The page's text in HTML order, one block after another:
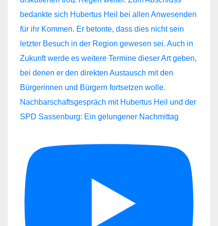
Nachbarschaftsgespräch mit Hubertus Heil und der
SPD Sassenburg: Ein gelungener Nachmittag